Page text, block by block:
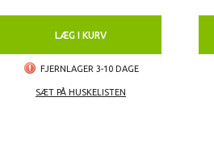
LÆG I KURV
FJERNLAGER 3-10 DAGE
SÆT PÅ HUSKELISTEN